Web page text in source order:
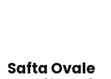
Safta Ovale